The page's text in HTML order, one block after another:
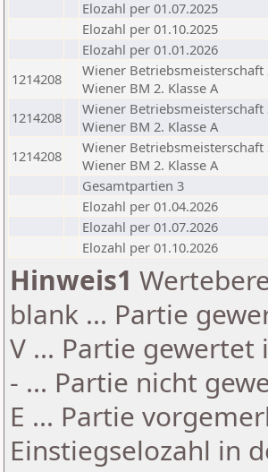
Elozahl per 01.07.2025
Elozahl per 01.10.2025
Elozahl per 01.01.2026
1214208
Wiener Betriebsmeisterschaft
Wiener BM 2. Klasse A
1214208
Wiener Betriebsmeisterschaft
Wiener BM 2. Klasse A
1214208
Wiener Betriebsmeisterschaft
Wiener BM 2. Klasse A
Gesamtpartien 3
Elozahl per 01.04.2026
Elozahl per 01.07.2026
Elozahl per 01.10.2026
Hinweis1
blank ... Partie
V ... Partie
- ... Partie nicht
E ... Partie
Einstiegselozahl in